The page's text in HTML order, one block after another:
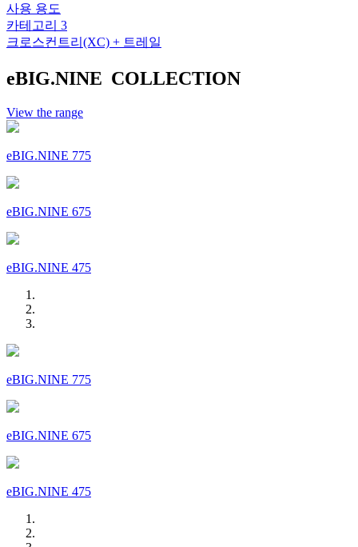
사용 용도
카테고리 3
크로스컨트리(XC) + 트레일
eBIG.NINE COLLECTION
View the range
eBIG.NINE 775
eBIG.NINE 675
eBIG.NINE 475
eBIG.NINE 775
eBIG.NINE 675
eBIG.NINE 475